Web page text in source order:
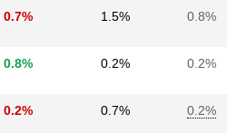
0.7% 1.5% 0.8%
0.8% 0.2% 0.2%
0.2% 0.7% 0.2%